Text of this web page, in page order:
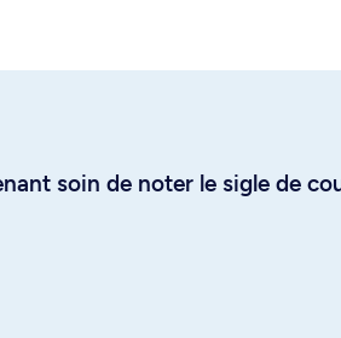
soin de noter le sigle de